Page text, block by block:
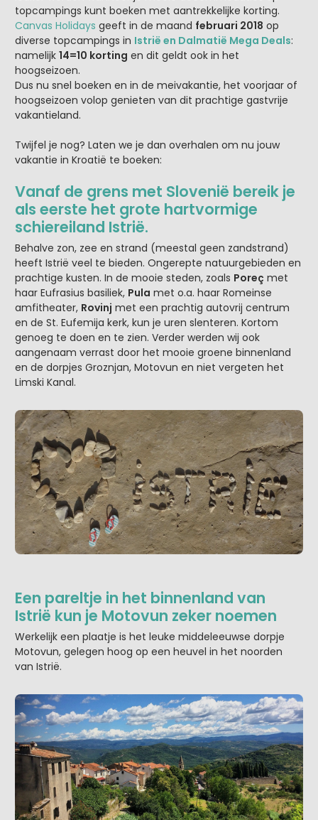
topcampings kunt boeken met aantrekkelijke korting.
Canvas Holidays geeft in de maand februari 2018 op
diverse topcampings in Istrië en Dalmatië Mega Deals:
namelijk 14=10 korting en dit geldt ook in het
hoogseizoen.
Dus nu snel boeken en in de meivakantie, het voorjaar of
hoogseizoen volop genieten van dit prachtige gastvrije
vakantieland.
Twijfel je nog? Laten we je dan overhalen om nu jouw
vakantie in Kroatië te boeken:
Vanaf de grens met Slovenië bereik je
als eerste het grote hartvormige
schiereiland Istrië.
Behalve zon, zee en strand (meestal geen zandstrand)
heeft Istrië veel te bieden. Ongerepte natuurgebieden en
prachtige kusten. In de mooie steden, zoals Poreç met
haar Eufrasius basiliek, Pula met o.a. haar Romeinse
amfitheater, Rovinj met een prachtig autovrij centrum
en de St. Eufemija kerk, kun je uren slenteren. Kortom
genoeg te doen en te zien. Verder werden wij ook
aangenaam verrast door het mooie groene binnenland
en de dorpjes Groznjan, Motovun en niet vergeten het
Limski Kanal.
Een pareltje in het binnenland van
Istrië kun je Motovun zeker noemen
Werkelijk een plaatje is het leuke middeleeuwse dorpje
Motovun, gelegen hoog op een heuvel in het noorden
van Istrië.